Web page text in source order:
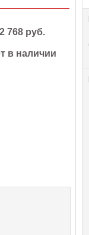
2 768 руб.
в наличии